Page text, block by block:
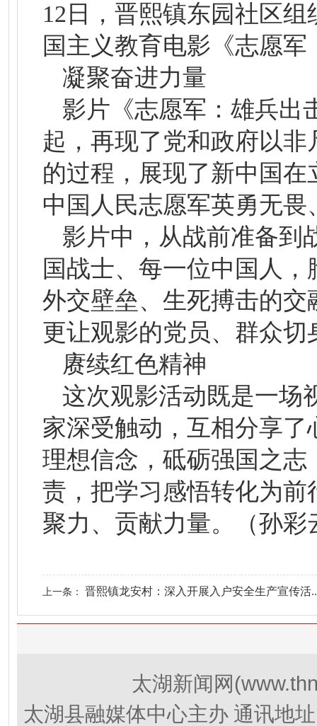
12日，晋熙镇东园社区
国主义教育电影《志愿军
凝聚奋进力量
影片《志愿军：雄兵出
起，再现了党和政府以
的过程，展现了新中国
中国人民志愿军英勇无
影片中，从战前准备到
国战士、每一位中国人
外交壁垒、生死搏击的
更让观影的党员、群众
赓续红色精神
这次观影活动既是一场
家深受触动，互相分享
理想信念，砥砺强国之
责，把学习感悟转化为
聚力、贡献力量。（孙彩
上一条： 晋熙镇龙安村：深入开展入户安全生产宣传活
太湖新闻网
太湖县融媒体中心主办 通讯地